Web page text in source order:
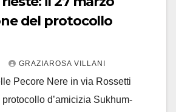
del protocollo
GRAZIAROSA VILLANI
Pecore Nere in via Rossetti
d’amicizia Sukhum-